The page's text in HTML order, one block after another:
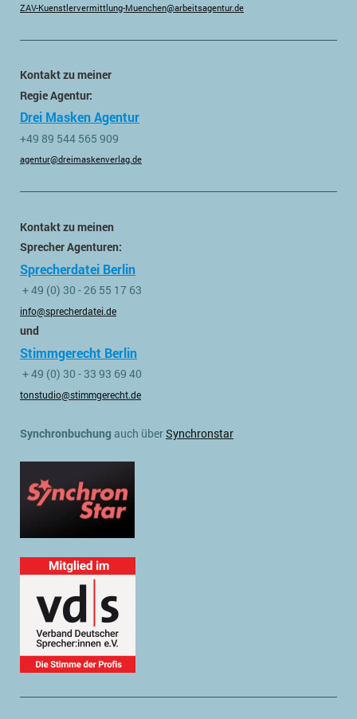
ZAV-Kuenstlervermittlung-Muenchen@arbeitsagentur.de
Kontakt zu meiner
Regie Agentur:
Drei Masken Agentur
+49 89 544 565 909
agentur@dreimaskenverlag.de
Kontakt zu meinen
Sprecher Agenturen:
Sprecherdatei Berlin
+ 49 (0) 30 - 26 55 17 63
info@sprecherdatei.de
und
Stimmgerecht Berlin
+ 49 (0) 30 - 33 93 69 40
tonstudio@stimmgerecht.de
Synchronbuchung auch überSynchronstar